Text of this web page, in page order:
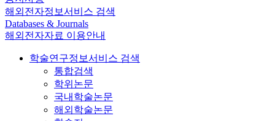
해외전자정보서비스 검색
Databases & Journals
해외전자자료 이용안내
학술연구정보서비스 검색
통합검색
학위논문
국내학술논문
해외학술논문